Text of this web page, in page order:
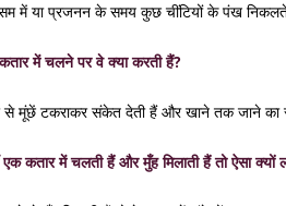
में या प्रजनन के समय कुछ चींटियों के पंख
में चलने पर वे क्या करती हैं?
से मूंछें टकराकर संकेत देती हैं और खाने तक जाने का
कतार में चलती हैं और मुँह मिलाती हैं तो ऐसा क्यों